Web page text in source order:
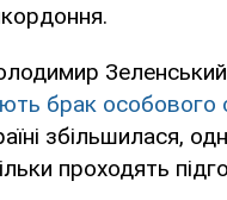
брак особового
збільшилася,
проходять